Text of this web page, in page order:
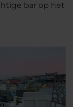
bar op het